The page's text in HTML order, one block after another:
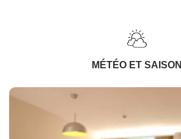
MÉTÉO ET SAISON